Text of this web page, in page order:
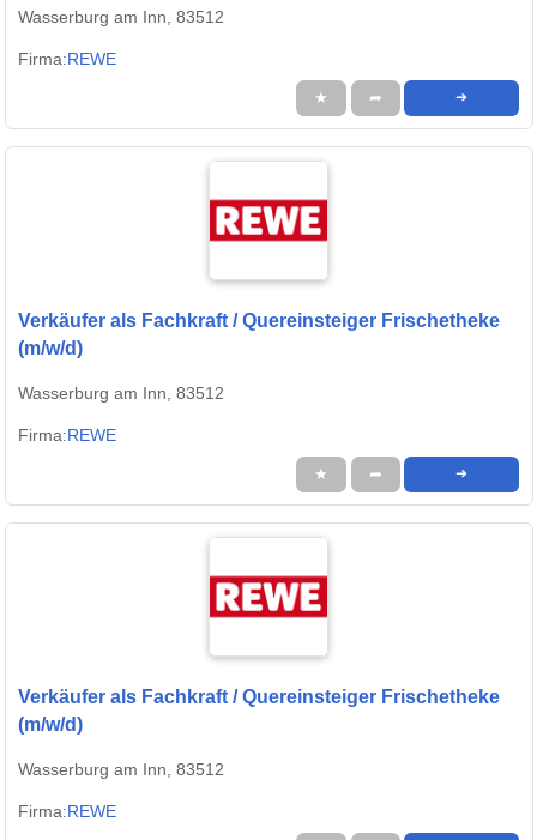
Wasserburg am Inn, 83512
Firma:REWE
★ ➦ ➜
Verkäufer als Fachkraft / Quereinsteiger Frischetheke
(m/w/d)
Wasserburg am Inn, 83512
Firma:REWE
★ ➦ ➜
Verkäufer als Fachkraft / Quereinsteiger Frischetheke
(m/w/d)
Wasserburg am Inn, 83512
Firma:REWE